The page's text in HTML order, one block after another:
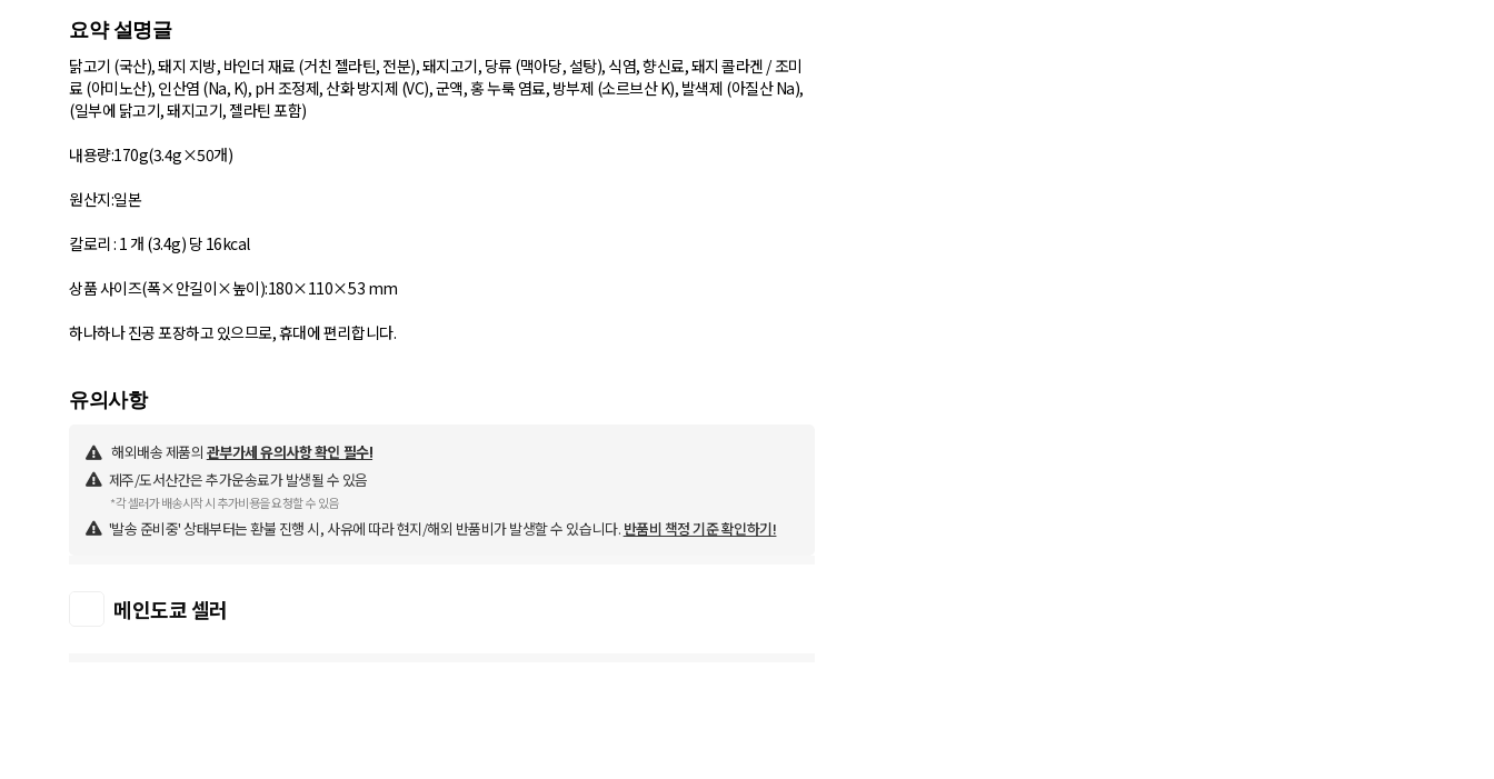
요약 설명글
닭고기 (국산), 돼지 지방, 바인더 재료 ​​(거친 젤라틴, 전분), 돼지고기, 당류 (맥아당, 설탕), 식염, 향신료, 돼지 콜라겐 / 조미
료 (아미노산), ​​인산염 (Na, K), pH 조정제, 산화 방지제 (VC), 군액, 홍 누룩 염료, 방부제 (소르브산 K), 발색제 (아질산 Na),
(일부에 닭고기, 돼지고기, 젤라틴 포함)
내용량:170g(3.4g×50개)
원산지:일본
칼로리 : 1 개 (3.4g) 당 16kcal
상품 사이즈(폭×안길이×높이):180×110×53 mm
하나하나 진공 포장하고 있으므로, 휴대에 편리합니다.
유의사항
해외배송 제품의 관부가세 유의사항 확인 필수!
제주/도서산간은 추가운송료가 발생될 수 있음
*각 셀러가 배송시작 시 추가비용을 요청할 수 있음
'발송 준비중' 상태부터는 환불 진행 시, 사유에 따라 현지/해외 반품비가 발생할 수 있습니다. 반품비 책정 기준 확인하기!
메인도쿄 셀러